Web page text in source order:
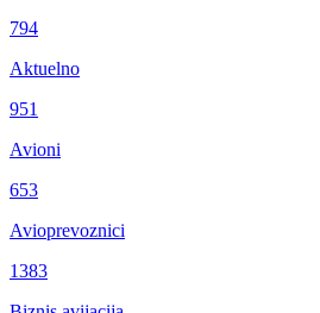
794
Aktuelno
951
Avioni
653
Avioprevoznici
1383